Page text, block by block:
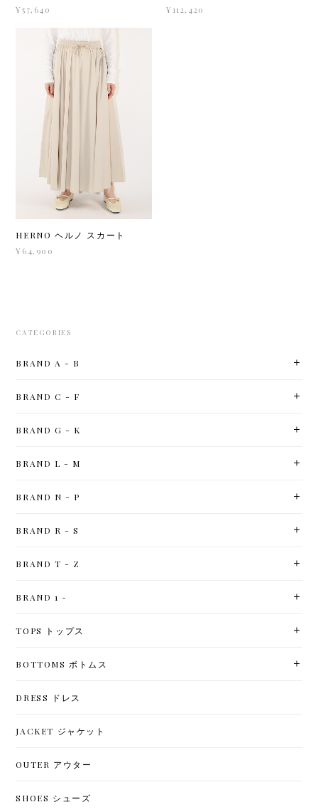
¥57,640 ¥112,420
HERNO ヘルノ スカート
¥64,900
CATEGORIES
BRAND A - B
BRAND C - F
BRAND G - K
BRAND L - M
BRAND N - P
BRAND R - S
BRAND T - Z
BRAND 1 -
TOPS トップス
BOTTOMS ボトムス
DRESS ドレス
JACKET ジャケット
OUTER アウター
SHOES シューズ